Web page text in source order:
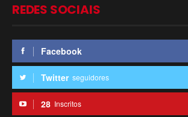
REDES SOCIAIS
Facebook
Twitter seguidores
28 Inscritos